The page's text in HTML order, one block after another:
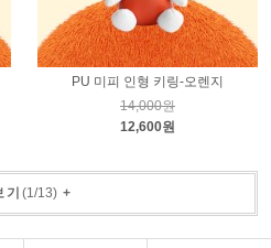
PU 미피 인형 키링-오렌지
14,000원
12,600원
(1/13) +